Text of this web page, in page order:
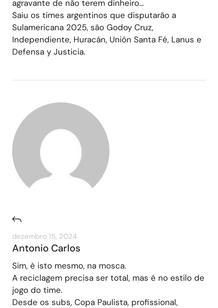
agravante de não terem dinheiro…
Saiu os times argentinos que disputarão a
Sulamericana 2025, são Godoy Cruz,
Independiente, Huracán, Unión Santa Fé, Lanus e
Defensa y Justicia.
dezembro 15, 2024
Antonio Carlos
Sim, è isto mesmo, na mosca.
A reciclagem precisa ser total, mas é no estilo de
jogo do time.
Desde os subs, Copa Paulista, profissional,